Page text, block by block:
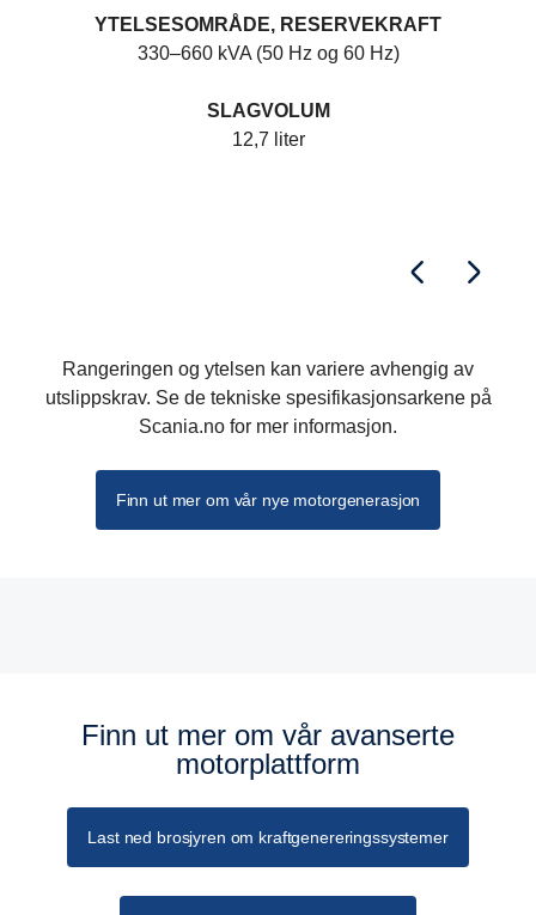
YTELSESOMRÅDE, RESERVEKRAFT
330–660 kVA (50 Hz og 60 Hz)
SLAGVOLUM
12,7 liter
Rangeringen og ytelsen kan variere avhengig av
utslippskrav. Se de tekniske spesifikasjonsarkene på
Scania.no for mer informasjon.
Finn ut mer om vår nye motorgenerasjon
Finn ut mer om vår avanserte
motorplattform
Last ned brosjyren om kraftgenereringssystemer